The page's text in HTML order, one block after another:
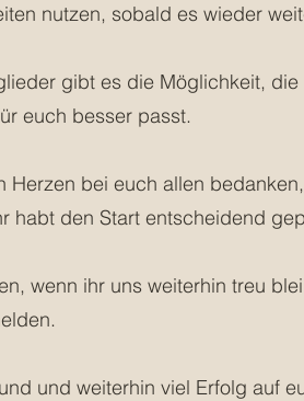
nutzen, sobald es wieder
gibt es die Möglichkeit,
euch besser passt.
Herzen bei euch allen
habt den Start entscheidend
wenn ihr uns weiterhin treu
und weiterhin viel Erfolg auf